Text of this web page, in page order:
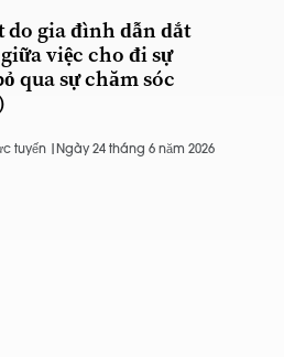
gia đình dẫn dắt
việc cho đi sự
qua sự chăm sóc
tuyến | Ngày 24 tháng 6 năm 2026